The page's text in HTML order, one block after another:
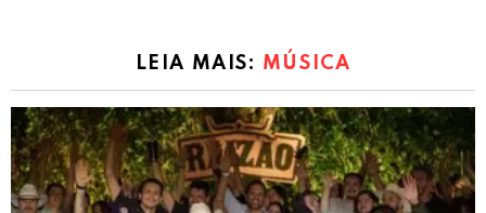
LEIA MAIS: MÚSICA